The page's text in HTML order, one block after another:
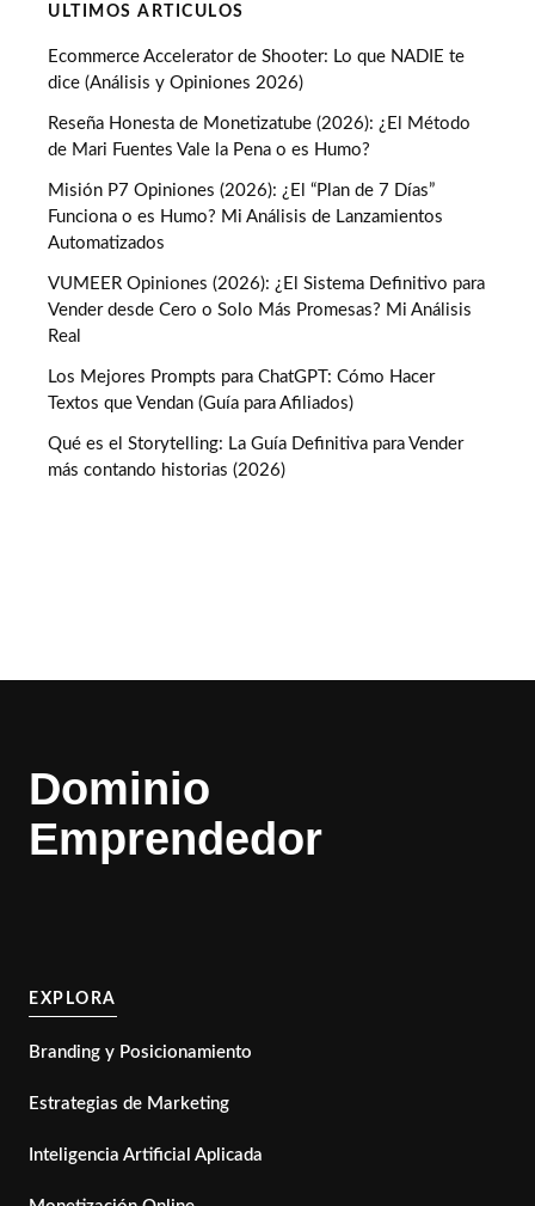
ULTIMOS ARTICULOS
Ecommerce Accelerator de Shooter: Lo que NADIE te
dice (Análisis y Opiniones 2026)
Reseña Honesta de Monetizatube (2026): ¿El Método
de Mari Fuentes Vale la Pena o es Humo?
Misión P7 Opiniones (2026): ¿El “Plan de 7 Días”
Funciona o es Humo? Mi Análisis de Lanzamientos
Automatizados
VUMEER Opiniones (2026): ¿El Sistema Definitivo para
Vender desde Cero o Solo Más Promesas? Mi Análisis
Real
Los Mejores Prompts para ChatGPT: Cómo Hacer
Textos que Vendan (Guía para Afiliados)
Qué es el Storytelling: La Guía Definitiva para Vender
más contando historias (2026)
Dominio
Emprendedor
EXPLORA
Branding y Posicionamiento
Estrategias de Marketing
Inteligencia Artificial Aplicada